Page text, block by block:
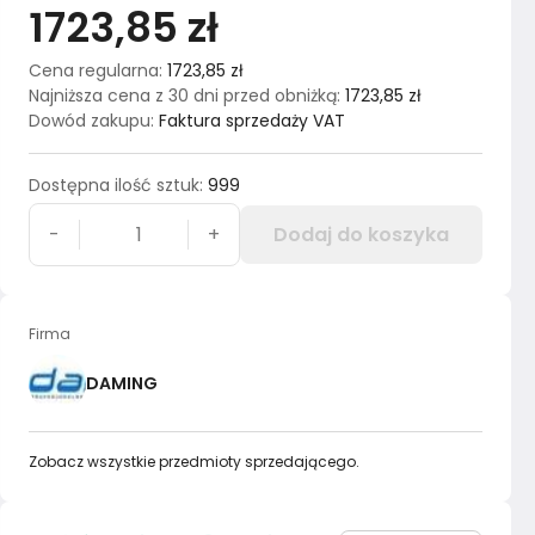
1723,85 zł
Cena regularna: 1723,85 zł
Najniższa cena z 30 dni przed obniżką: 1723,85 zł
Dowód zakupu: Faktura sprzedaży VAT
Dostępna ilość sztuk: 999
- + Dodaj do koszyka
Firma
DAMING
Zobacz wszystkie przedmioty sprzedającego.